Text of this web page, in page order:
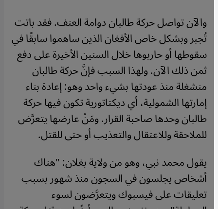
والآن تواصل حركة طالبان دوامة العنف. فقد باتت
تُجبر وبشكل خاص الأفغان الذين ساهموا سابقًا في
سقوطها أو حاربوها خلال السنين الأخيرة على دفع
ثمن ذلك الآن. ولهذا السبب فإنَّ حركة طالبان
منشغلة منذ عودتها بشيء واحد وهو: إعادة بناء
إمارتها الشمولية، أي ديكتاتورية تكون فيها حركة
طالبان وحدها صاحبة القرار. ومَنْ عارضها يتعرَّض
للملاحقة وللاعتقال والتعذيب أو حتى للقتل.
يقول محمد نبي، وهو من ولاية بغلان: "هناك
أشخاص يجلسون في السجون منذ شهور بسبب
تعليقات على فيسبوك ويتعرَّضون لسوء